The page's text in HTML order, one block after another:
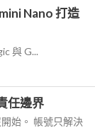
Nano 打造
與 G...
任邊界
始。 帳號只解決